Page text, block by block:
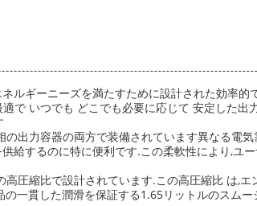
ルギーニーズを満たすために設計された効率
で いつでも どこでも必要に応じて 安定した
出力容器の両方で装備されています異なる電
給するのに特に便利です.この柔軟性により,ユ
圧縮比で設計されています.この高圧縮比 は,
一貫した潤滑を保証する1.65リットルのスム